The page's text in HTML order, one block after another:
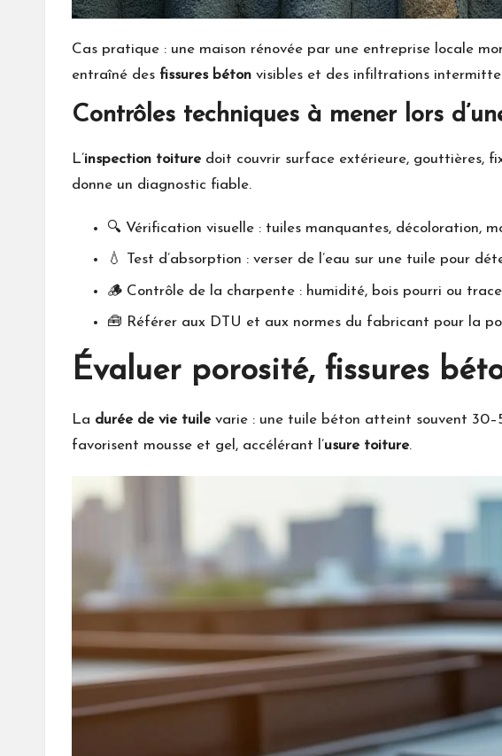
Cas pratique : une maison rénovée par une entreprise locale
entraîné des fissures béton visibles et des infiltrations
Contrôles techniques à mener lors
L’inspection toiture doit couvrir surface extérieure, gouttières,
donne un diagnostic fiable.
🔍 Vérification visuelle : tuiles manquantes, décoloration,
💧 Test d’absorption : verser de l’eau sur une tuile pour
🪵 Contrôle de la charpente : humidité, bois pourri ou
🧰 Référer aux DTU et aux normes du fabricant pour la
Évaluer porosité, fissures
La durée de vie tuile varie : une tuile béton atteint souvent
favorisent mousse et gel, accélérant l’usure toiture.